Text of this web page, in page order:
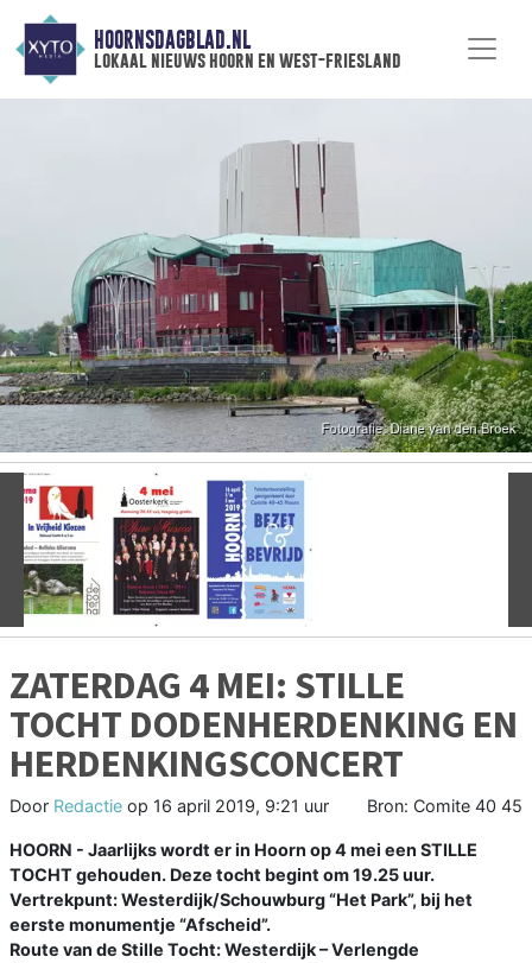
HOORNSDAGBLAD.NL
lokaal nieuws hoorn en west-friesland
Vorige
ZATERDAG 4 MEI: STILLE
TOCHT DODENHERDENKING EN
HERDENKINGSCONCERT
Door Redactie op 16 april 2019, 9:21 uur Bron: Comite 40 45
HOORN - Jaarlijks wordt er in Hoorn op 4 mei een STILLE
TOCHT gehouden. Deze tocht begint om 19.25 uur.
Vertrekpunt: Westerdijk/Schouwburg “Het Park”, bij het
eerste monumentje “Afscheid”.
Route van de Stille Tocht: Westerdijk – Verlengde